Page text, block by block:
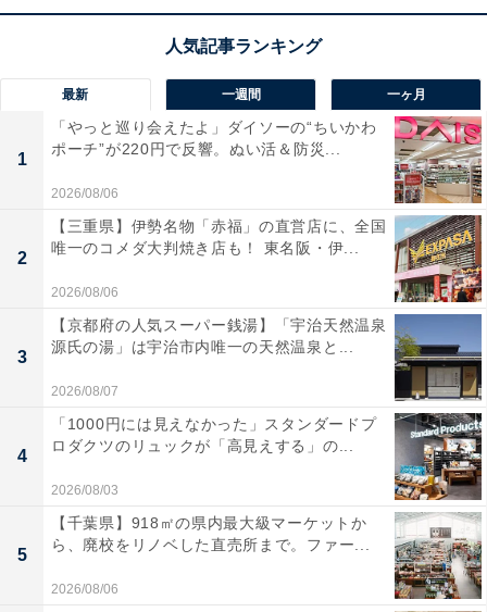
圧倒的な処理能力を誇るM4チップを搭載した、11インチ
スプレイを搭載し、クリエイティブな作業や動画視聴を
極上の時間に変えてくれます。2TBもの大容量ストレー
ジと5G通信に対応しており、場所を選ばず重いデータも
快適に扱えるのが魅力ですね。
ユーザーからは「画面がとにかく綺麗」「動画編集がサ
クサク動く」と大絶賛の声が届いています。一方で、
「ハイスペックすぎて自分にはもったいない」という声
も。プロクオリティの環境をどこでも持ち歩きたい人
や、最高峰の性能を体感したい人には、おすすめの商品
といえそうです。
あわせて読みたい
【Amazonお買い得情報】Pioneer「車載ス
ピーカー」が特別価格で登場中【4月22日】
最新 一週間 一ヶ月
1
「やっと巡り会えたよ」ダイソーの“ちいかわ
ポーチ”が220円で反響。ぬい活＆防災...
2026/08/06
2
【三重県】伊勢名物「赤福」の直営店に、全国
唯一のコメダ大判焼き店も！ 東名阪・伊...
2026/08/06
3
【京都府の人気スーパー銭湯】「宇治天然温泉
源氏の湯」は宇治市内唯一の天然温泉と...
2026/08/07
4
「1000円には見えなかった」スタンダードプ
ロダクツのリュックが「高見えする」の...
2026/08/03
5
【千葉県】918㎡の県内最大級マーケットか
ら、廃校をリノベした直売所まで。ファー...
2026/08/06